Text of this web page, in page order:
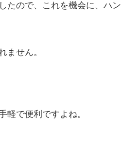
たので、これを機会に、ハン
ません。
軽で便利ですよね。